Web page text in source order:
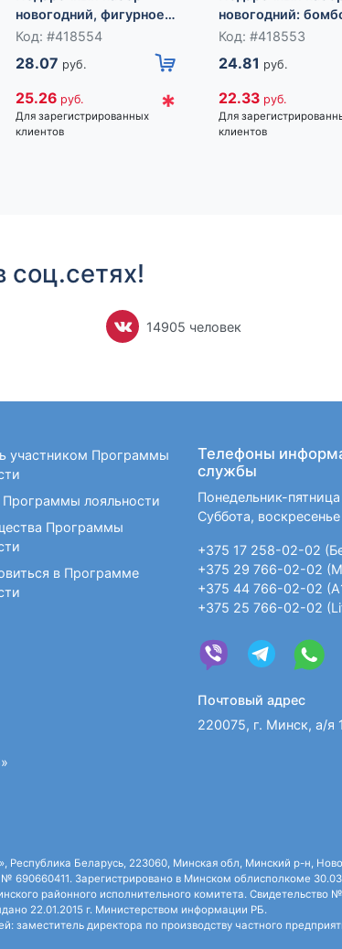
новогодний, фигурное
мыло, фигурная свеча,
Код: #418554
28.07 руб.
25.26 руб.
Для зарегистрированных
клиентов
*
новогодний:
снежинка и
свеча олень, URAL
Код: #418553
24.81 руб.
22.33 руб.
Для
клиентов
соц.сетях!
14905 человек
участником Программы
Программы лояльности
Программы
в Программе
Телефоны
службы
Понедельник-
Суббота,
+375 17 258-02-02
+375 29 766-02-02
+375 44 766-02-02
+375 25 766-02-02
Почтовый адрес
220075, г. Минск, а/я
Республика Беларусь, 223060, Минская обл, Минский р-н,
690660411. Зарегистрировано в Минском облисполкоме
районного исполнительного комитета. Свидетельство
22.01.2015 г. Министерством информации РБ.
директора по производству частного